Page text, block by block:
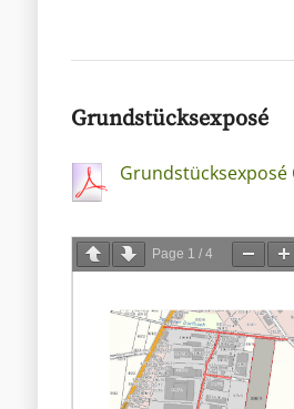
Grundstücksexposé
Grundstücksexposé
Page 1 / 4